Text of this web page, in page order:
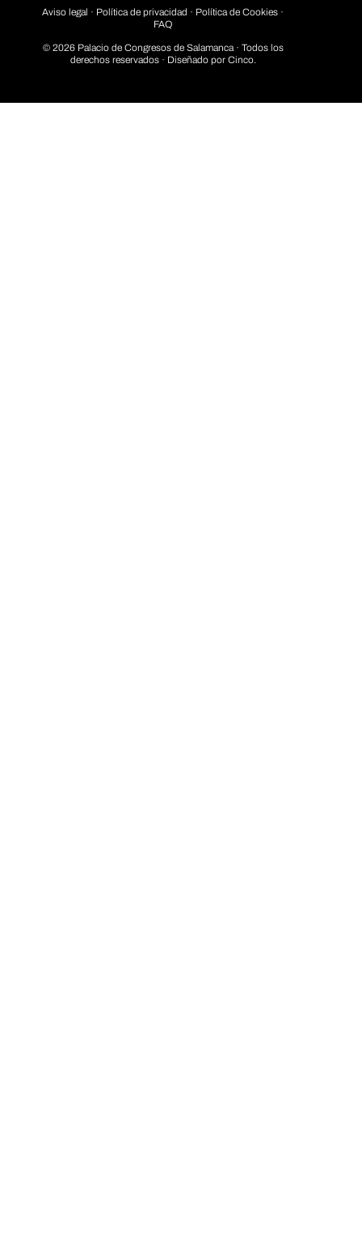
Aviso legal · Política de privacidad · Política de Cookies ·
FAQ
© 2026 Palacio de Congresos de Salamanca · Todos los
derechos reservados · Diseñado por Cinco.